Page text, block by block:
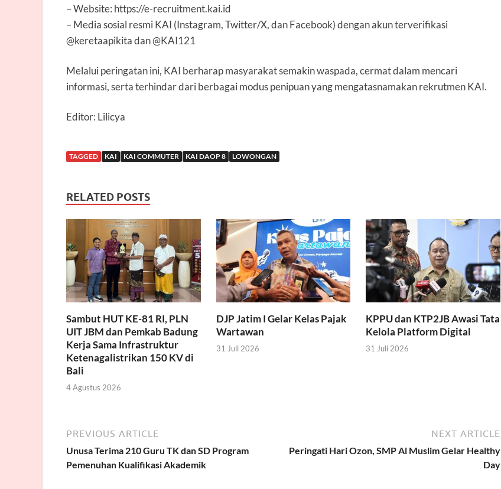
– Website: https://e-recruitment.kai.id
– Media sosial resmi KAI (Instagram, Twitter/X, dan Facebook) dengan akun terverifikasi
@keretaapikita dan @KAI121
Melalui peringatan ini, KAI berharap masyarakat semakin waspada, cermat dalam mencari
informasi, serta terhindar dari berbagai modus penipuan yang mengatasnamakan rekrutmen KAI.
Editor: Lilicya
TAGGED KAI KAI COMMUTER KAI DAOP 8 LOWONGAN
RELATED POSTS
Sambut HUT KE-81 RI, PLN
UIT JBM dan Pemkab Badung
Kerja Sama Infrastruktur
Ketenagalistrikan 150 KV di
Bali
4 Agustus 2026
DJP Jatim I Gelar Kelas Pajak
Wartawan
31 Juli 2026
KPPU dan KTP2JB Awasi Tata
Kelola Platform Digital
31 Juli 2026
PREVIOUS ARTICLE
Unusa Terima 210 Guru TK dan SD Program
Pemenuhan Kualifikasi Akademik
NEXT ARTICLE
Peringati Hari Ozon, SMP Al Muslim Gelar Healthy
Day